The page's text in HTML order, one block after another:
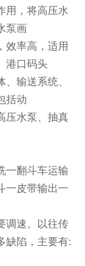
用，将高压水
泵画
效率高，适用
港口码头
输送系统、
括动
压水泵、抽真
一翻斗车运输
一皮带输出一
调速。以往传
缺陷，主要有: